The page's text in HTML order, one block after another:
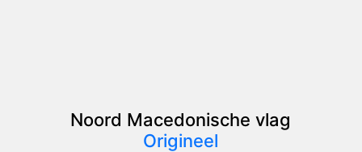
Noord Macedonische vlag
Origineel